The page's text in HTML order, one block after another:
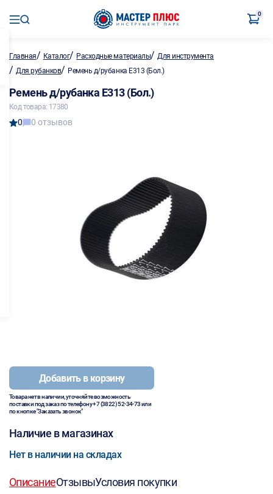
0
Главная/ Каталог/ Расходные материалы/Для инструмента
/ Для рубанков/ Ремень д/рубанка Е313 (Бол.)
Ремень д/рубанка Е313 (Бол.)
Код товара: 17380
0 0 отзывов
Добавить в корзину
Товара нет в наличии, уточняйте возможность
поставки под заказ по телефону+7 (3822) 52-34-73или
по кнопке "Заказать звонок"
Наличие в магазинах
Нет в наличии на складах
ОписаниеОтзывыУсловия покупки